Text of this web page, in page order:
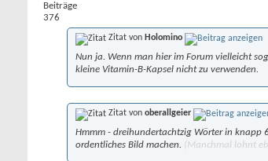
Beiträge
376
Zitat von Holomino
Nun ja. Wenn man hier im Forum vielleicht
kleine Vitamin-B-Kapsel nicht zu verwenden.
Zitat von oberallgeier
Hmmm - dreihundertachtzig Wörter in knapp
ordentliches Bild machen. (Manchmal lohnt